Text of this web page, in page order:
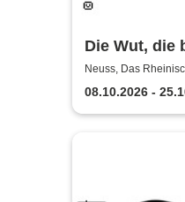
Die Wut, die
Rheinische
Neuss
Neuss, Das
Bühne
08.10.2026 -